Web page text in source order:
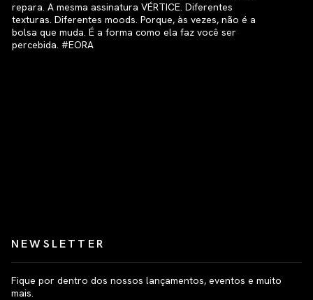
NEWSLETTER
Fique por dentro dos nossos lançamentos, eventos e muito
mais.